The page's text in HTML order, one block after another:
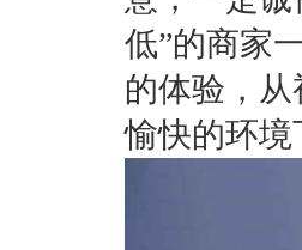
低”的商家
的体验，
愉快的环